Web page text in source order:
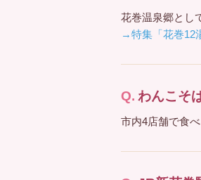
花巻温泉郷とし
→特集「花巻12
わんこそ
市内4店舗で食